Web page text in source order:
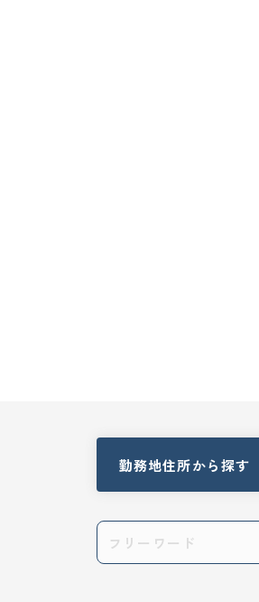
勤務地住所から探す